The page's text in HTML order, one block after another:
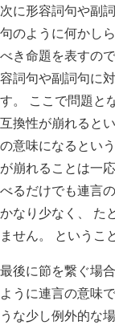
次に形容詞句や副
句のように何かし
べき命題を表すの
容詞句や副詞句に
す。 ここで問題と
互換性が崩れると
の意味になるとい
が崩れることは一
べるだけでも連言
かなり少なく、 た
ません。 というこ
最後に節を繋ぐ場
ように連言の意味
うな少し例外的な